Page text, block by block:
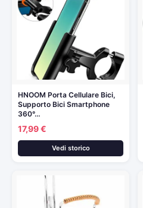
HNOOM Porta Cellulare Bici,
Supporto Bici Smartphone
360°…
17,99 €
Vedi storico